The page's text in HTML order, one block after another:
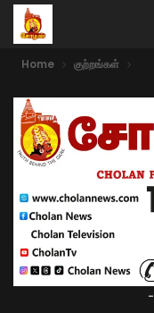
Home குற்றங்கள்